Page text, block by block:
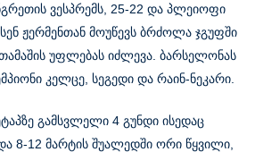
ვესპრემს, 25-22 და პლეიოფი
ჟერმენთან მოუწევს ბრძოლა ჯგუფში
უფლებას იძლევა. ბარსელონას
კელცე, სეგედი და რაინ-ნეკარი.
გამსვლელი 4 გუნდი ისედაც
12 მარტის შუალედში ორი წყვილი,